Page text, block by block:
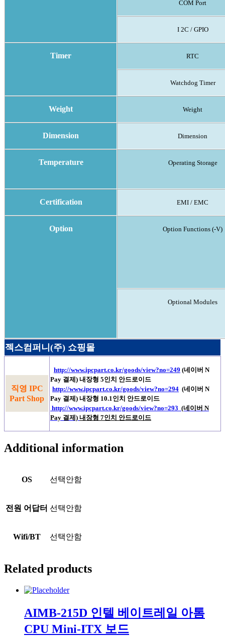
COM Port
I 2C / GPIO
Timer RTC
Watchdog Timer
Weight Weight
Dimension Dimension
Temperature Operating Storage
Certification EMI / EMC
Option Option Functions (-V)
Optional Modules
젝스컴퍼니(주) 쇼핑몰
직영 IPC
Part Shop
http://www.ipcpart.co.kr/goods/view?no=249 (네이버 N
Pay 결제) 내장형 5인치 안드로이드
http://www.ipcpart.co.kr/goods/view?no=294 (네이버 N
Pay 결제) 내장형 10.1인치 안드로이드
http://www.ipcpart.co.kr/goods/view?no=293 (네이버 N
Pay 결제) 내장형 7인치 안드로이드
Additional information
OS 선택안함
전원 어답터 선택안함
Wifi/BT 선택안함
Related products
AIMB-215D 인텔 베이트레일 아톰
CPU Mini-ITX 보드